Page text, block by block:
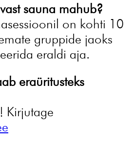
sauna mahub?
on kohti 10
gruppide jaoks
eraldi aja.
eraüritusteks
Kirjutage